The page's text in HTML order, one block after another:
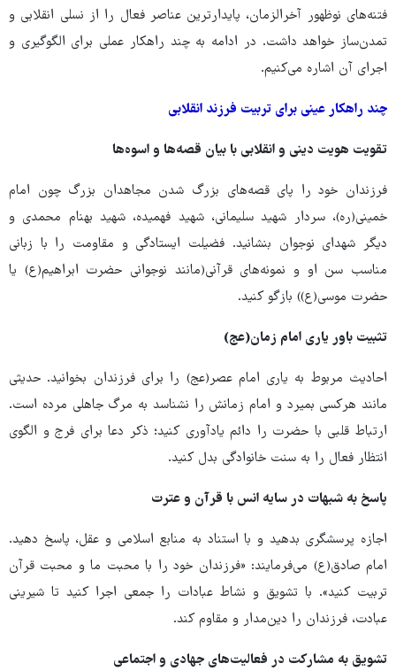
فتنه‌های نوظهور آخرالزمان، پایدارترین عناصر فعال را از نسلی انقلابی و
تمدن‌ساز خواهد داشت. در ادامه به چند راهکار عملی برای الگوگیری و
اجرای آن اشاره می‌کنیم.
چند راهکار عینی برای تربیت فرزند انقلابی
تقویت هویت دینی و انقلابی با بیان قصه‌ها و اسوه‌ها
فرزندان خود را پای قصه‌های بزرگ شدن مجاهدان بزرگ چون امام
خمینی(ره)، سردار شهید سلیمانی، شهید فهمیده، شهید بهنام محمدی و
دیگر شهدای نوجوان بنشانید. فضیلت ایستادگی و مقاومت را با زبانی
مناسب سن او و نمونه‌های قرآنی(مانند نوجوانی حضرت ابراهیم(ع) یا
حضرت موسی(ع)) بازگو کنید.
تثبیت باور یاری امام زمان(عج)
احادیث مربوط به یاری امام عصر(عج) را برای فرزندان بخوانید. حدیثی
مانند هرکسی بمیرد و امام زمانش را نشناسد به مرگ جاهلی مرده است.
ارتباط قلبی با حضرت را دائم یادآوری کنید؛ ذکر دعا برای فرج و الگوی
انتظار فعال را به سنت خانوادگی بدل کنید.
پاسخ به شبهات در سایه انس با قرآن و عترت
اجازه پرسشگری بدهید و با استناد به منابع اسلامی و عقل، پاسخ دهید.
امام صادق(ع) می‌فرمایند: «فرزندان خود را با محبت ما و محبت قرآن
تربیت کنید». با تشویق و نشاط عبادات را جمعی اجرا کنید تا شیرینی
عبادت، فرزندان را دین‌مدار و مقاوم کند.
تشویق به مشارکت در فعالیت‌های جهادی و اجتماعی